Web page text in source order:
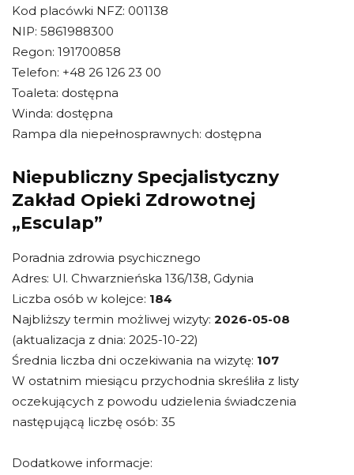
Kod placówki NFZ: 001138
NIP: 5861988300
Regon: 191700858
Telefon: +48 26 126 23 00
Toaleta: dostępna
Winda: dostępna
Rampa dla niepełnosprawnych: dostępna
Niepubliczny Specjalistyczny
Zakład Opieki Zdrowotnej
„Esculap”
Poradnia zdrowia psychicznego
Adres: Ul. Chwarznieńska 136/138, Gdynia
Liczba osób w kolejce: 184
Najbliższy termin możliwej wizyty: 2026-05-08
(aktualizacja z dnia: 2025-10-22)
Średnia liczba dni oczekiwania na wizytę: 107
W ostatnim miesiącu przychodnia skreśliła z listy
oczekujących z powodu udzielenia świadczenia
następującą liczbę osób: 35
Dodatkowe informacje: